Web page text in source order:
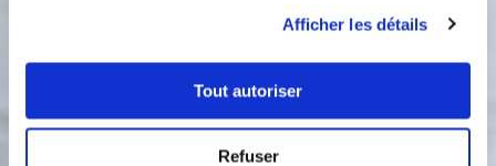
Afficher les détails
Tout autoriser
Refuser